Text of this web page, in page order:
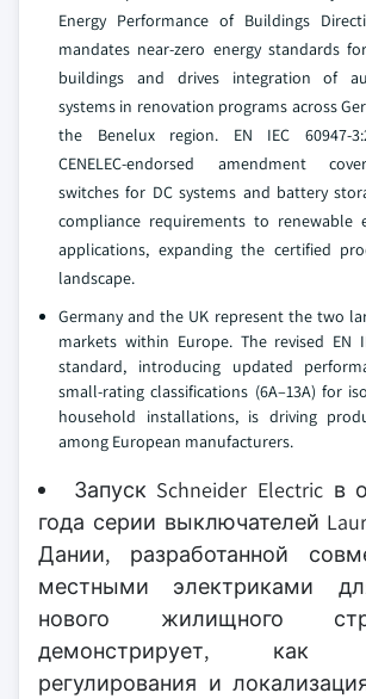
Energy Performance of Buildings
mandates near-zero energy standards
buildings and drives integration of
systems in renovation programs across
the Benelux region. EN IEC 60947-
CENELEC-endorsed amendment
switches for DC systems and battery
compliance requirements to renewable
applications, expanding the certified
landscape.
Germany and the UK represent the two
markets within Europe. The revised EN
standard, introducing updated
small-rating classifications (6A–13A) for
household installations, is driving
among European manufacturers.
Запуск Schneider Electric в
года серии выключателей
Дании, разработанной
местными электриками
нового жилищного
демонстрирует, как
регулирования и